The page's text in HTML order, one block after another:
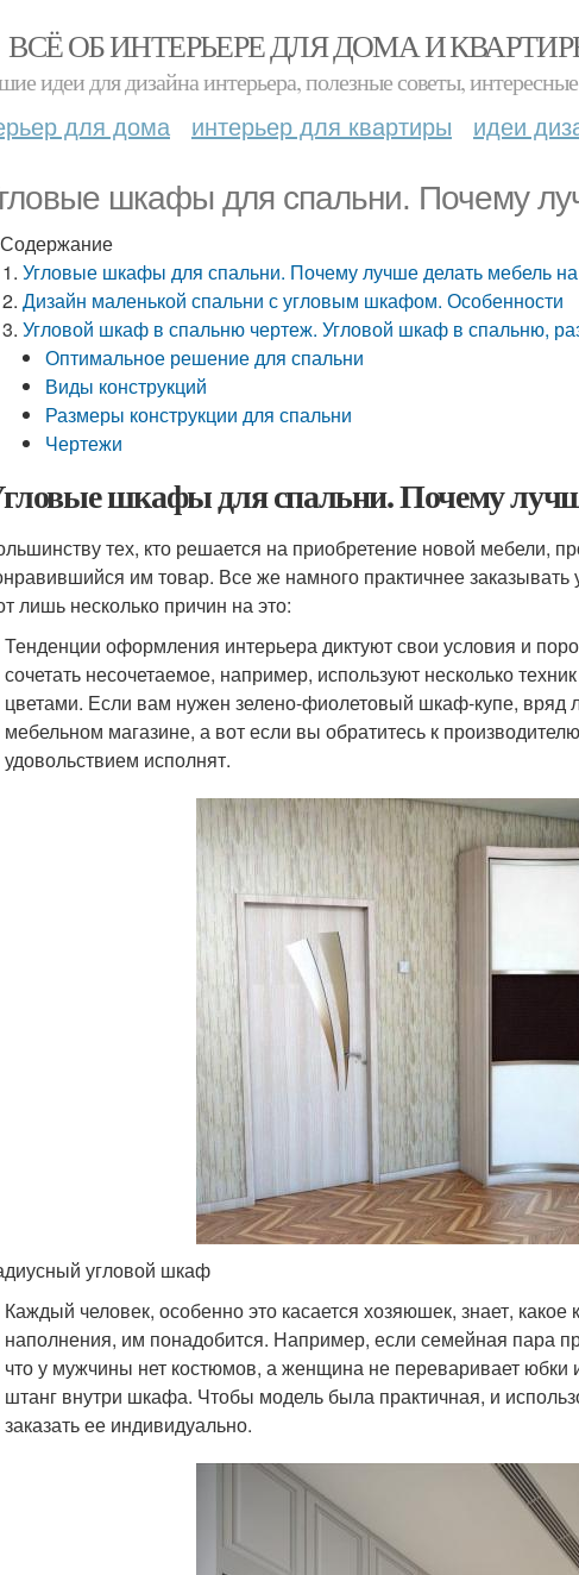
ВСЁ ОБ ИНТЕРЬЕРЕ ДЛЯ ДОМА И
идеи для дизайна интерьера, полезные советы,
для дома интерьер для квартиры идеи
шкафы для спальни. Почему
Содержание
Угловые шкафы для спальни. Почему лучше делать мебель на
Дизайн маленькой спальни с угловым шкафом. Особенности
Угловой шкаф в спальню чертеж. Угловой шкаф в спальню,
Оптимальное решение для спальни
Виды конструкций
Размеры конструкции для спальни
Чертежи
шкафы для спальни. Почему
тех, кто решается на приобретение новой мебели,
им товар. Все же намного практичнее
лишь несколько причин на это:
Тенденции оформления интерьера диктуют свои условия и
сочетать несочетаемое, например, используют несколько
цветами. Если вам нужен зелено-фиолетовый шкаф-купе, вряд
мебельном магазине, а вот если вы обратитесь к
удовольствием исполнят.
угловой шкаф
Каждый человек, особенно это касается хозяюшек, знает,
наполнения, им понадобится. Например, если семейная пара
что у мужчины нет костюмов, а женщина не переваривает юбки
штанг внутри шкафа. Чтобы модель была практичная, и
заказать ее индивидуально.